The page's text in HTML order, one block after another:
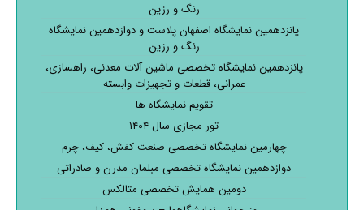
رنگ و رزین
پانزدهمین نمایشگاه اصفهان پلاست و دوازدهمین نمایشگاه
رنگ و رزین
پانزدهمین نمایشگاه تخصصی ماشین آلات معدنی، راهسازی،
عمرانی، قطعات و تجهیزات وابسته
تقویم نمایشگاه ها
تور مجازی سال ۱۴۰۴
چهارمین نمایشگاه تخصصی صنعت کفش، کیف، چرم
دوازدهمین نمایشگاه تخصصی مبلمان مدرن و صادراتی
دومین همایش تخصصی متالکس